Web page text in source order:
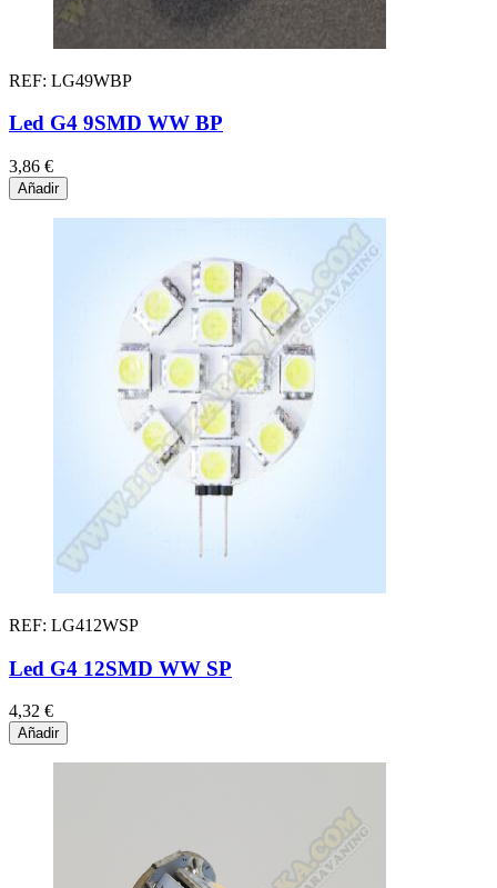
REF: LG49WBP
Led G4 9SMD WW BP
3,86 €
Añadir
REF: LG412WSP
Led G4 12SMD WW SP
4,32 €
Añadir